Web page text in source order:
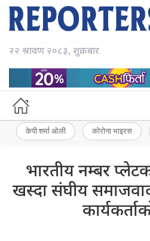
२२ श्रावण २०८३, शुक्रबार
केपी शर्मा ओली कोरोना भाइरस
भारतीय नम्बर
खस्दा संघीय